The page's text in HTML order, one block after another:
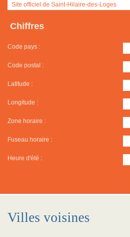
Site officiel de Saint-Hilaire-des-Loges
Chiffres
Code pays :
Code postal :
Latitude :
Longitude :
Zone horaire :
Fuseau horaire :
Heure d'été :
Villes voisines